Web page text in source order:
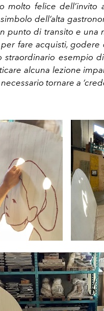
molto felice dell’invito
dell’alta
punto di transito e una
fare acquisti, godere
esempio
alcuna lezione
tornare a